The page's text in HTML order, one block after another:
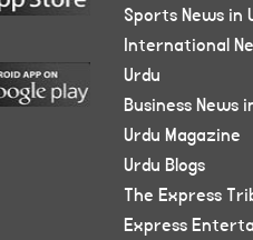
Sports News in
International
Urdu
Business News
Urdu Magazine
Urdu Blogs
The Express
Express